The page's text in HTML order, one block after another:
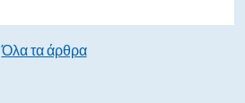
Όλα τα άρθρα